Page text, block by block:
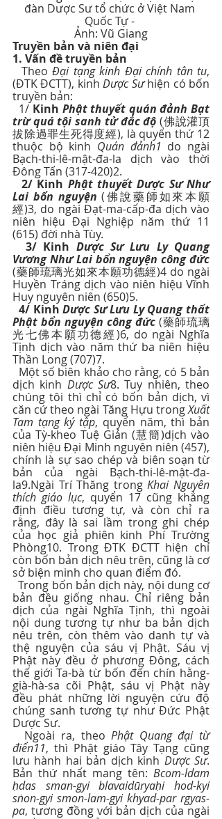
đàn Dược Sư tổ chức ở Việt Nam
Quốc Tự -
Ảnh: Vũ Giang
Truyền bản và niên đại
1. Vấn đề truyền bản
  Theo
Đại tạng kinh Đại chính tân tu,
(ĐTK ĐCTT), kinh Dược Sư hiện có bốn
truyền bản:
  1/
Kinh Phật thuyết quán đảnh Bạt
trừ quá tội sanh tử đắc độ (佛說灌頂
拔除過罪生死得度經), là quyển thứ 12
thuộc bộ kinh Quán đảnh1 do ngài
Bạch-thi-lê-mật-đa-la dịch vào thời
Đông Tấn (317-420)2.
2/ Kinh Phật thuyết Dược Sư Như
Lai bổn nguyện (佛說藥師如來本願
經)3, do ngài Đạt-ma-cấp-đa dịch vào
niên hiệu Đại Nghiệp năm thứ 11
(615) đời nhà Tùy.
3/ Kinh Dược Sư Lưu Ly Quang
Vương Như Lai bổn nguyện công đức
(藥師琉璃光如來本願功德經)4 do ngài
Huyền Tráng dịch vào niên hiệu Vĩnh
Huy nguyên niên (650)5.
4/ Kinh Dược Sư Lưu Ly Quang thất
Phật bổn nguyện công đức (藥師琉璃
光七佛本願功德經)6, do ngài Nghĩa
Tịnh dịch vào năm thứ ba niên hiệu
Thần Long (707)7.
dịch kinh Dược Sư8. Tuy nhiên, theo
chúng tôi thì chỉ có bốn bản dịch, vì
căn cứ theo ngài Tăng Hựu trong Xuất
Tam tạng ký tập, quyển năm, thì bản
của Tỳ-kheo Tuệ Giản (慧簡)dịch vào
niên hiệu Đại Minh nguyên niên (457),
chính là sự sao chép và biên soạn từ
bản của ngài Bạch-thi-lê-mật-đa-
la9.Ngài Trí Thăng trong Khai Nguyên
thích giáo lục, quyển 17 cũng khẳng
định điều tương tự, và còn chỉ ra
rằng, đây là sai lầm trong ghi chép
của học giả phiên kinh Phí Trường
Phòng10. Trong ĐTK ĐCTT hiện chỉ
còn bốn bản dịch nêu trên, cũng là cơ
sở biện minh cho quan điểm đó.
  Trong bốn bản dịch này, nội dung cơ
bản đều giống nhau. Chỉ riêng bản
dịch của ngài Nghĩa Tịnh, thì ngoài
nội dung tương tự như ba bản dịch
nêu trên, còn thêm vào danh tự và
thệ nguyện của sáu vị Phật. Sáu vị
Phật này đều ở phương Đông, cách
thế giới Ta-bà từ bốn đến chín hằng-
già-hà-sa cõi Phật, sáu vị Phật này
đều phát những lời nguyện cứu độ
chúng sanh tương tự như Đức Phật
Dược Sư.
  Ngoài ra, theo
Phật Quang đại từ
điển11, thì Phật giáo Tây Tạng cũng
lưu hành hai bản dịch kinh Dược Sư.
Bản thứ nhất mang tên: Bcom-ldam
ḥdas sman-gyi blavaidūryaḥi hod-kyi
sṅon-gyi smon-lam-gyi khyad-par rgyas-
pa, tương đồng với bản dịch của ngài